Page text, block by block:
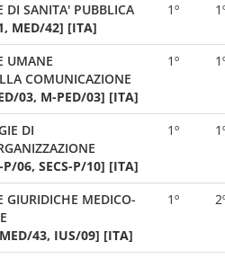
DI SANITA' PUBBLICA
MED/42] [ITA]
1º
UMANE
COMUNICAZIONE
03, M-PED/03] [ITA]
1º
DI
P/06, SECS-P/10] [ITA]
1º
GIURIDICHE MEDICO-
43, IUS/09] [ITA]
1º